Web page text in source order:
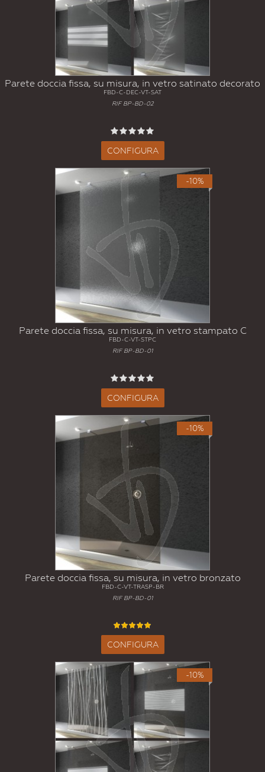
Parete doccia fissa, su misura, in vetro satinato decorato
FBD-C-DEC-VT-SAT
RIF BP-BD-02
CONFIGURA
-10%
Parete doccia fissa, su misura, in vetro stampato C
FBD-C-VT-STPC
RIF BP-BD-01
CONFIGURA
-10%
Parete doccia fissa, su misura, in vetro bronzato
FBD-C-VT-TRASP-BR
RIF BP-BD-01
CONFIGURA
-10%